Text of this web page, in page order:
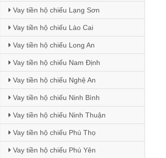
Vay tiền hộ chiếu Lạng Sơn
Vay tiền hộ chiếu Lào Cai
Vay tiền hộ chiếu Long An
Vay tiền hộ chiếu Nam Định
Vay tiền hộ chiếu Nghệ An
Vay tiền hộ chiếu Ninh Bình
Vay tiền hộ chiếu Ninh Thuận
Vay tiền hộ chiếu Phú Thọ
Vay tiền hộ chiếu Phú Yên